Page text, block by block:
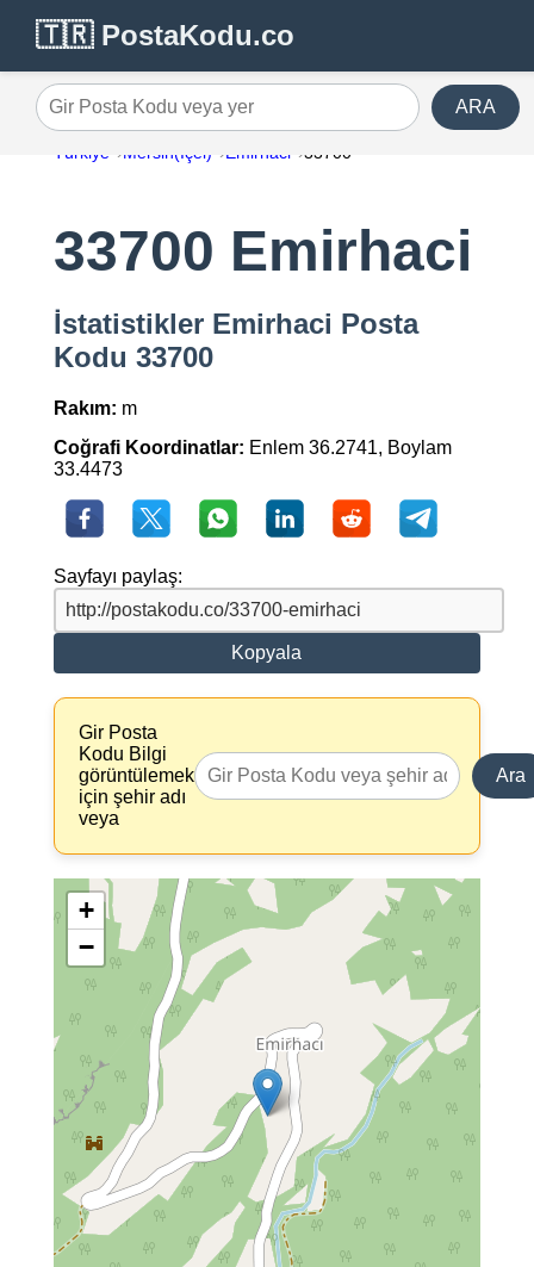
🇹🇷 PostaKodu.co
Gir Posta Kodu veya yer ARA
Türkiye Mersin(İçel) Emirhaci 33700
33700 Emirhaci
İstatistikler Emirhaci Posta
Kodu 33700
Rakım: m
Coğrafi Koordinatlar: Enlem 36.2741, Boylam
33.4473
Sayfayı paylaş:
Kopyala
Gir Posta
Kodu Bilgi
görüntülemek
için şehir adı
veya
Ara
+
−